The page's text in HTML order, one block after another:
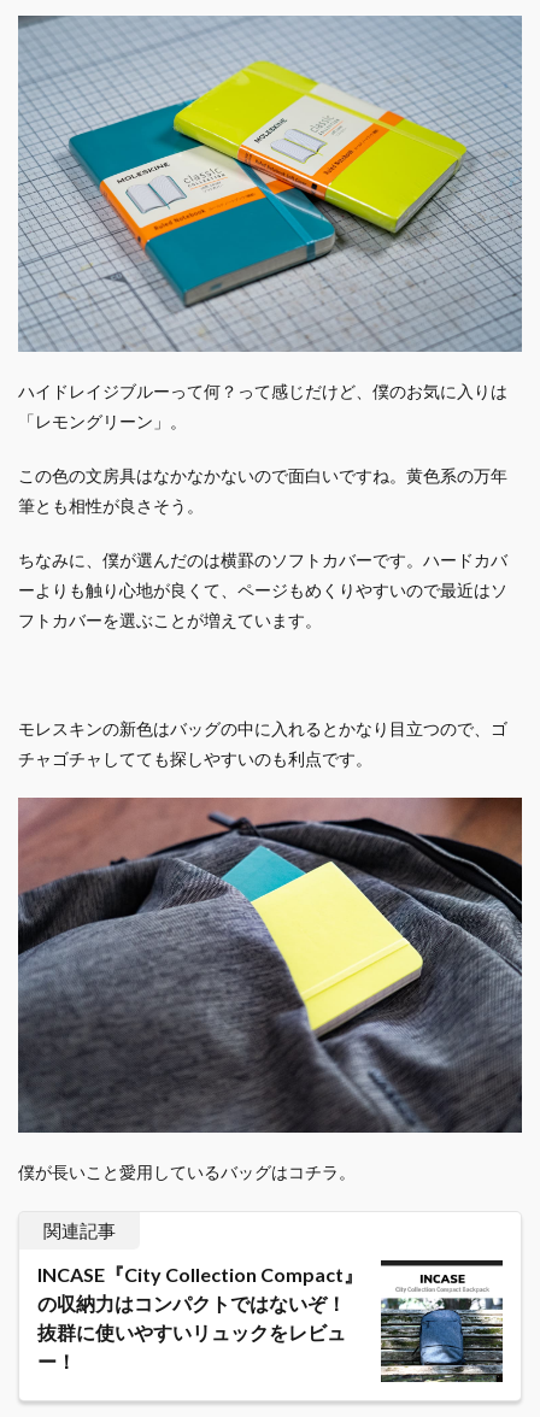
ハイドレイジブルーって何？って感じだけど、僕のお気に入りは
「レモングリーン」。
この色の文房具はなかなかないので面白いですね。黄色系の万年
筆とも相性が良さそう。
ちなみに、僕が選んだのは横罫のソフトカバーです。ハードカバ
ーよりも触り心地が良くて、ページもめくりやすいので最近はソ
フトカバーを選ぶことが増えています。
モレスキンの新色はバッグの中に入れるとかなり目立つので、ゴ
チャゴチャしてても探しやすいのも利点です。
僕が長いこと愛用しているバッグはコチラ。
関連記事
INCASE『City Collection Compact』
の収納力はコンパクトではないぞ！
抜群に使いやすいリュックをレビュ
ー！